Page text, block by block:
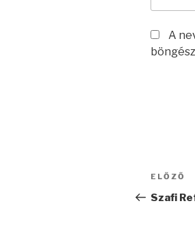
A
Korábbi
ELŐZŐ
Szafi